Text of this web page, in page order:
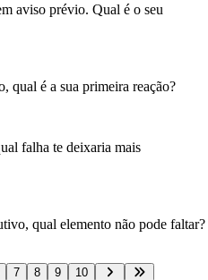
aviso prévio. Qual é o seu
qual é a sua primeira reação?
falha te deixaria mais
qual elemento não pode faltar?
7 8 9 10